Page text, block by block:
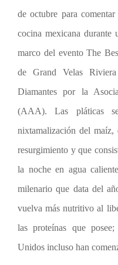
de octubre para
cocina mexicana durante
marco del evento The
de Grand Velas
Diamantes por la
(AAA). Las pláticas
nixtamalización del maíz,
resurgimiento y que
la noche en agua
milenario que data del
vuelva más nutritivo al
las proteínas que
Unidos incluso han